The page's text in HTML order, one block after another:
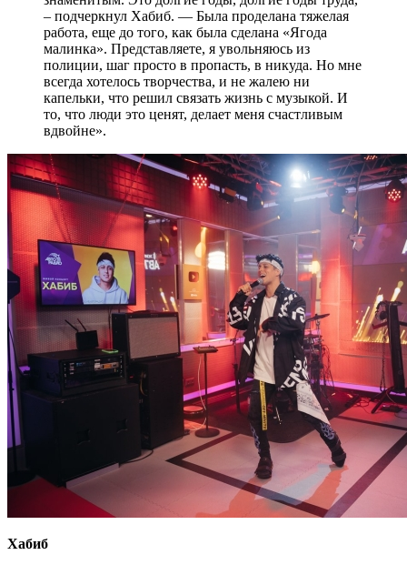
– подчеркнул Хабиб. — Была проделана тяжелая
работа, еще до того, как была сделана «Ягода
малинка». Представляете, я увольняюсь из
полиции, шаг просто в пропасть, в никуда. Но мне
всегда хотелось творчества, и не жалею ни
капельки, что решил связать жизнь с музыкой. И
то, что люди это ценят, делает меня счастливым
вдвойне».
Хабиб